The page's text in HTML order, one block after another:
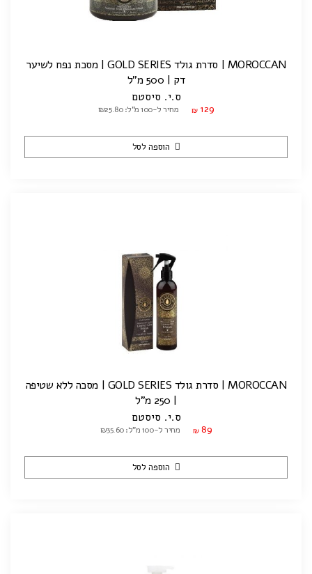
MOROCCAN | סדרת גולד GOLD SERIES | מסכת נפח לשיער
דק | 500 מ"ל
ס.י. סיסטם
₪ 129 מחיר ל-100 מ"ל: ₪25.80
הוספה לסל
MOROCCAN | סדרת גולד GOLD SERIES | מסכה ללא שטיפה
| 250 מ"ל
ס.י. סיסטם
₪ 89 מחיר ל-100 מ"ל: ₪35.60
הוספה לסל